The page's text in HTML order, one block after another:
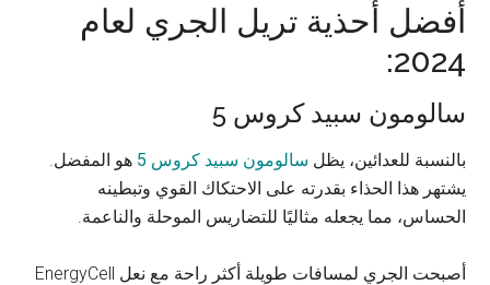
أفضل أحذية تريل الجري لعام
2024:
سالومون سبيد كروس 5
بالنسبة للعدائين، يظل سالومون سبيد كروس 5
هو المفضل.
يشتهر هذا الحذاء بقدرته على الاحتكاك القوي وتبطينه
الحساس، مما يجعله مثاليًا للتضاريس الموحلة والناعمة.
أصبحت الجري لمسافات طويلة أكثر راحة مع نعل EnergyCell